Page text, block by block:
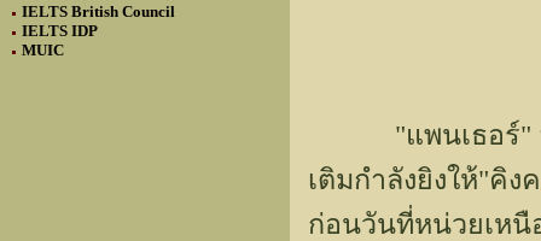
IELTS British Council
IELTS IDP
MUIC
"แพนเธอร์" ที่ภู
เติมกำลังยิงให้"
ก่อนวันที่หน่วยเห